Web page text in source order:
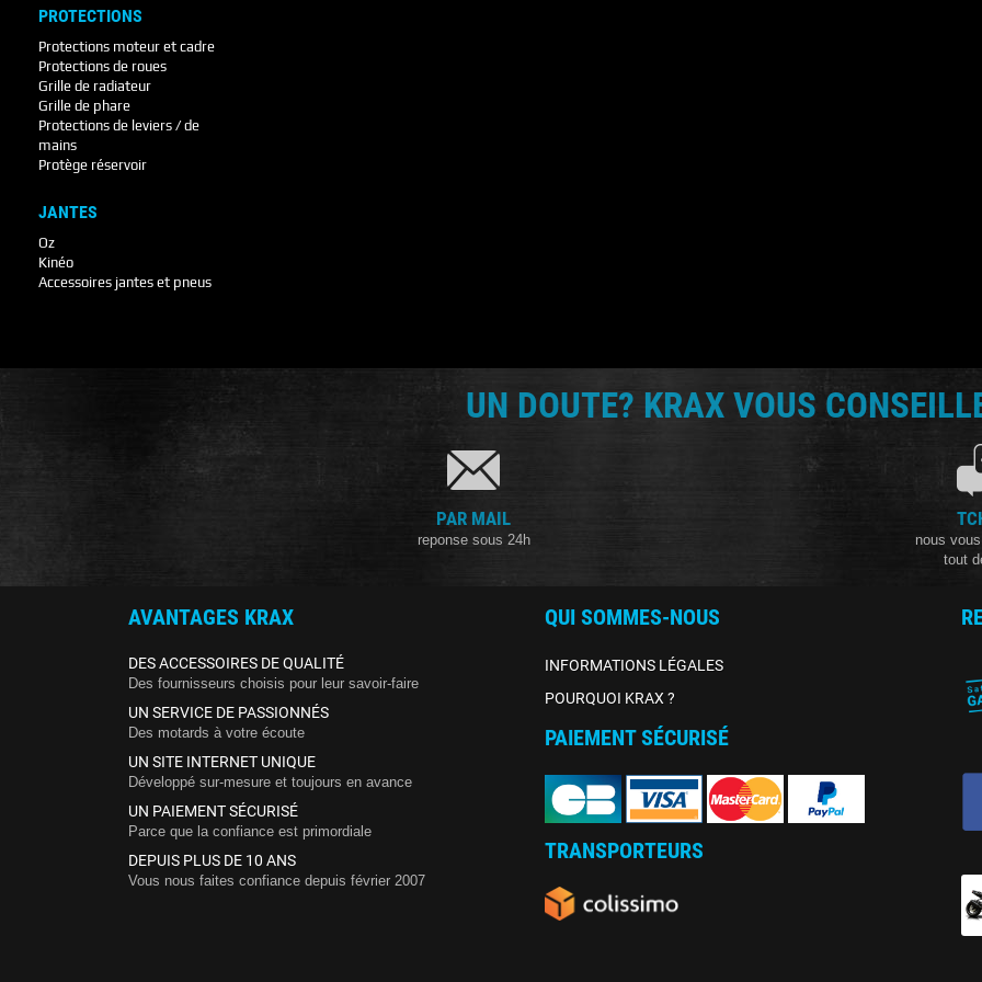
PROTECTIONS
Protections moteur et cadre
Protections de roues
Grille de radiateur
Grille de phare
Protections de leviers / de
mains
Protège réservoir
JANTES
Oz
Kinéo
Accessoires jantes et pneus
UN DOUTE? KRAX VOUS
PAR MAIL
reponse sous 24h
nous
tout
AVANTAGES KRAX
DES ACCESSOIRES DE QUALITÉ
Des fournisseurs choisis pour leur savoir-faire
UN SERVICE DE PASSIONNÉS
Des motards à votre écoute
UN SITE INTERNET UNIQUE
Développé sur-mesure et toujours en avance
UN PAIEMENT SÉCURISÉ
Parce que la confiance est primordiale
DEPUIS PLUS DE 10 ANS
Vous nous faites confiance depuis février 2007
QUI SOMMES-NOUS
INFORMATIONS LÉGALES
POURQUOI KRAX ?
PAIEMENT SÉCURISÉ
TRANSPORTEURS